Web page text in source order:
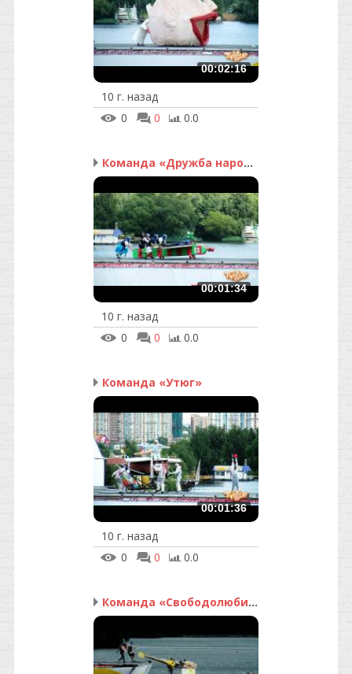
00:02:16
10 г. назад
0
0 0.0
Команда «Дружба народов»
00:01:34
10 г. назад
0
0 0.0
Команда «Утюг»
00:01:36
10 г. назад
0
0 0.0
Команда «Свободолюбивые»